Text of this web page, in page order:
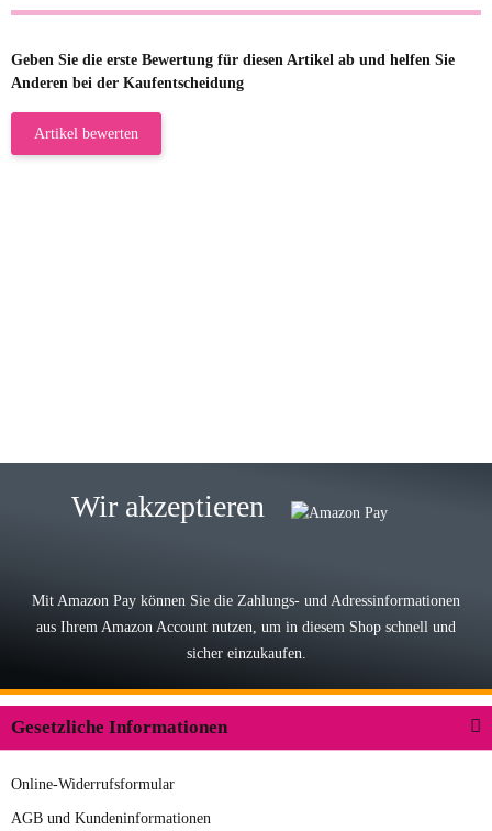
Geben Sie die erste Bewertung für diesen Artikel ab und helfen Sie
Anderen bei der Kaufentscheidung
Artikel bewerten
Lieferung, man kann bedenkenlos
Der Koffer macht einen sehr soliden
Wir akzeptieren
Mit Amazon Pay können Sie die Zahlungs- und Adressinformationen
aus Ihrem Amazon Account nutzen, um in diesem Shop schnell und
sicher einzukaufen.
Gesetzliche Informationen
Online-Widerrufsformular
AGB und Kundeninformationen